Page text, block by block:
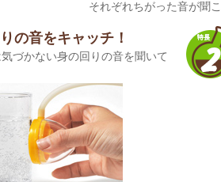
それぞれちがった音が聞こ
の音をキャッチ！
づかない身の回りの音を聞いて